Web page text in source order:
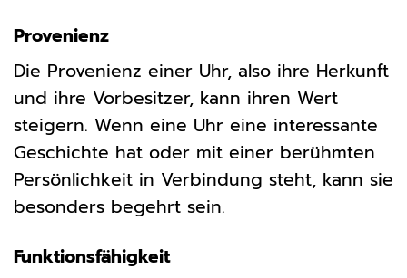
Provenienz
Die Provenienz einer Uhr, also ihre Herkunft
und ihre Vorbesitzer, kann ihren Wert
steigern. Wenn eine Uhr eine interessante
Geschichte hat oder mit einer berühmten
Persönlichkeit in Verbindung steht, kann sie
besonders begehrt sein.
Funktionsfähigkeit